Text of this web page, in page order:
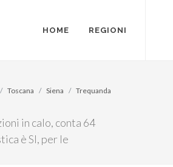
HOME REGIONI
in calo, conta 64
è SI, per le
Toscana Siena Trequanda